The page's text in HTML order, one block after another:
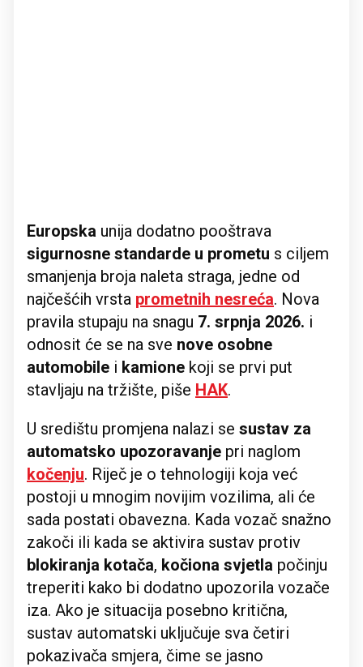
Europska unija dodatno pooštrava
sigurnosne standarde u prometu s ciljem
smanjenja broja naleta straga, jedne od
najčešćih vrsta prometnih nesreća. Nova
pravila stupaju na snagu 7. srpnja 2026. i
odnosit će se na sve nove osobne
automobile i kamione koji se prvi put
stavljaju na tržište, piše HAK.
U središtu promjena nalazi se sustav za
automatsko upozoravanje pri naglom
kočenju. Riječ je o tehnologiji koja već
postoji u mnogim novijim vozilima, ali će
sada postati obavezna. Kada vozač snažno
zakoči ili kada se aktivira sustav protiv
blokiranja kotača, kočiona svjetla počinju
treperiti kako bi dodatno upozorila vozače
iza. Ako je situacija posebno kritična,
sustav automatski uključuje sva četiri
pokazivača smjera, čime se jasno